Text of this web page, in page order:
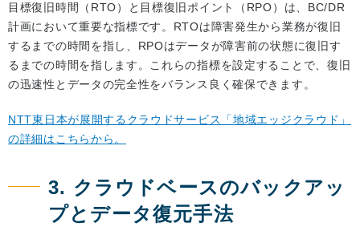
目標復旧時間（RTO）と目標復旧ポイント（RPO）は、BC/DR
計画において重要な指標です。RTOは障害発生から業務が復旧
するまでの時間を指し、RPOはデータが障害前の状態に復旧す
るまでの時間を指します。これらの指標を設定することで、復旧
の迅速性とデータの完全性をバランス良く確保できます。
NTT東日本が展開するクラウドサービス「地域エッジクラウド」
の詳細はこちらから。
3. クラウドベースのバックアッ
プとデータ復元手法